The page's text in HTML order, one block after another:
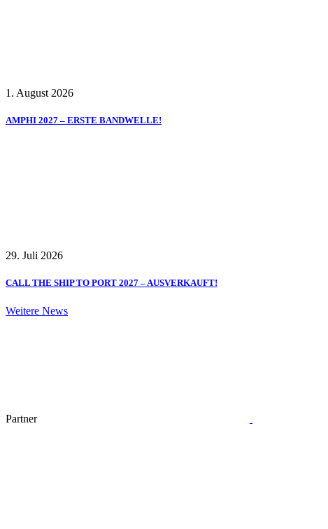
1. August 2026
AMPHI 2027 – ERSTE BANDWELLE!
29. Juli 2026
CALL THE SHIP TO PORT 2027 – AUSVERKAUFT!
Weitere News
Partner